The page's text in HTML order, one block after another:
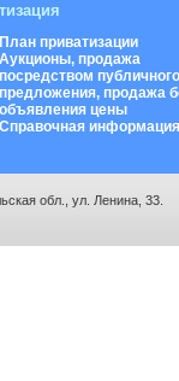
План приватизации
Аукционы, продажа
посредством публичного
предложения, продажа
объявления цены
Справочная информация
обл., ул. Ленина, 33.